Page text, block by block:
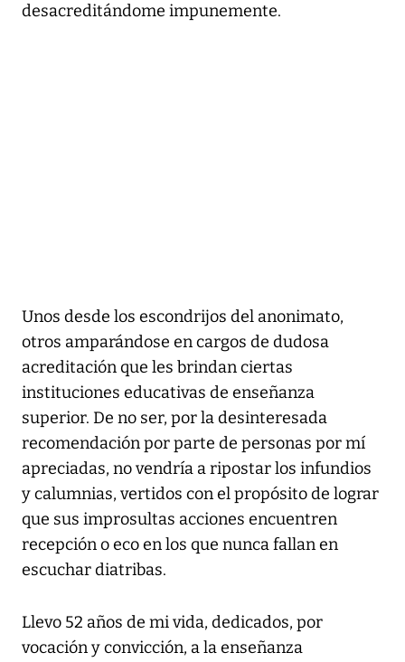
desacreditándome impunemente.
Unos desde los escondrijos del anonimato,
otros amparándose en cargos de dudosa
acreditación que les brindan ciertas
instituciones educativas de enseñanza
superior. De no ser, por la desinteresada
recomendación por parte de personas por mí
apreciadas, no vendría a ripostar los infundios
y calumnias, vertidos con el propósito de lograr
que sus improsultas acciones encuentren
recepción o eco en los que nunca fallan en
escuchar diatribas.
Llevo 52 años de mi vida, dedicados, por
vocación y convicción, a la enseñanza